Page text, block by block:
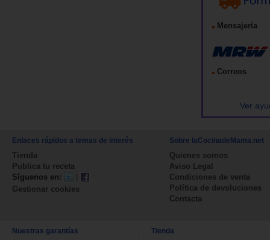
Mensajería
Correos
Ver
Enlaces rápidos a temas de interés
Tienda
Publica tu receta
Síguenos en:
|
Gestionar cookies
Sobre laCocinadeMama.net
Quienes somos
Aviso Legal
Condiciones de venta
Política de devoluciones
Contacta
Nuestras garantías Tienda